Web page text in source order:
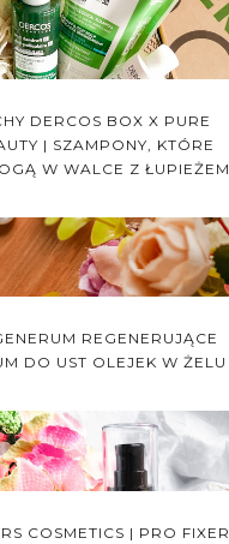
DERCOS BOX X PURE
| SZAMPONY, KTÓRE
W WALCE Z ŁUPIEŻEM
REGENERUJĄCE
DO UST OLEJEK W ŻELU
COSMETICS | PRO FIXER